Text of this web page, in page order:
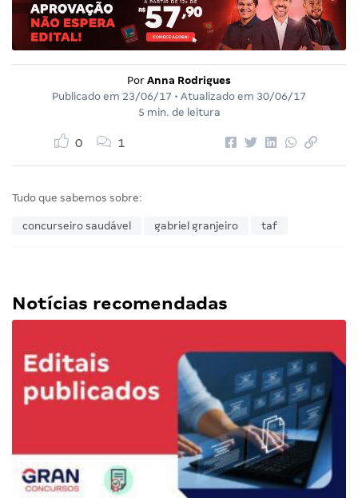
Por Anna Rodrigues
Publicado em 23/06/17 • Atualizado em 30/06/17
5 min. de leitura
0 1
Tudo que sabemos sobre:
concurseiro saudável gabriel granjeiro taf
Notícias recomendadas